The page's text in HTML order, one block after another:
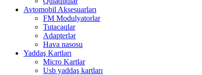
Avtomobil Aksesuarları
FM Modulyatorlar
Tutacaqlar
Adapterlər
Hava nasosu
Yaddaş Kartları
Micro Kartlar
Usb yaddaş kartları